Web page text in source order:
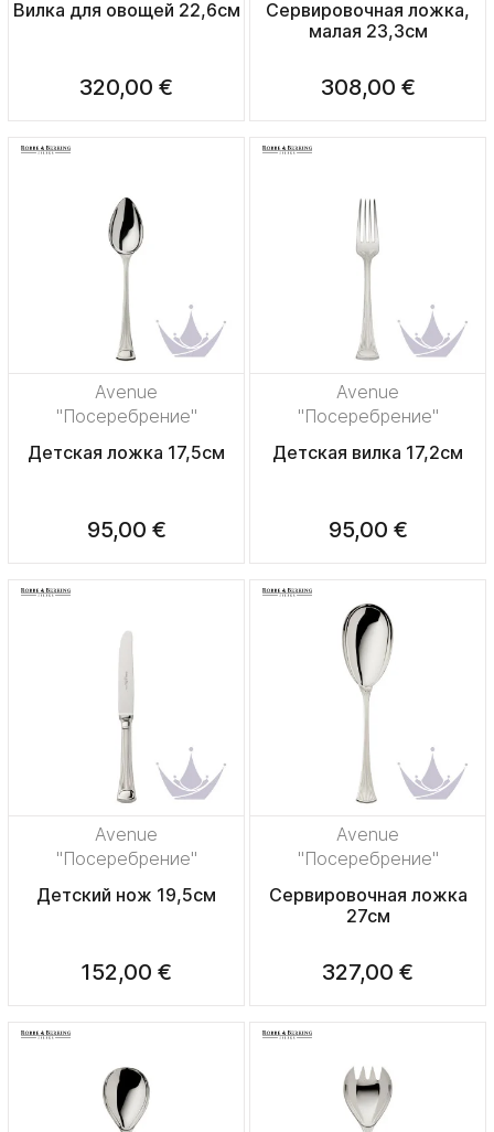
Вилка для овощей 22,6см
320,00 €
Сервировочная ложка,
малая 23,3см
308,00 €
Avenue
"Посеребрение"
Детская ложка 17,5см
95,00 €
Avenue
"Посеребрение"
Детская вилка 17,2см
95,00 €
Avenue
"Посеребрение"
Детский нож 19,5см
152,00 €
Avenue
"Посеребрение"
Сервировочная ложка
27см
327,00 €